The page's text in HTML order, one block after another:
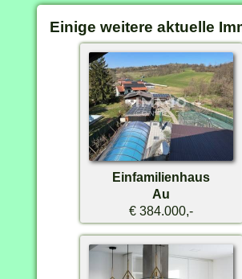
Einige weitere aktuelle
Einfamilienhaus
Au
€ 384.000,-